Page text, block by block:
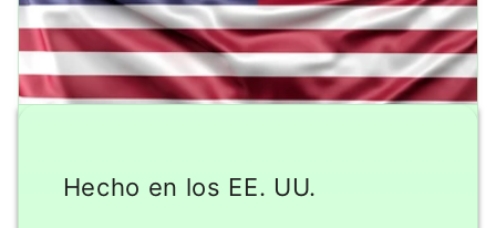
Hecho en los EE. UU.